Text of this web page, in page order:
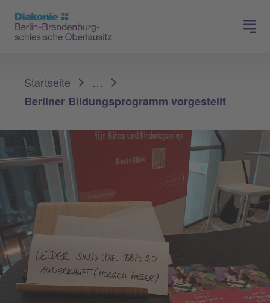
Presse
Startseite
…
Berliner Bildungsprogramm vorgestellt